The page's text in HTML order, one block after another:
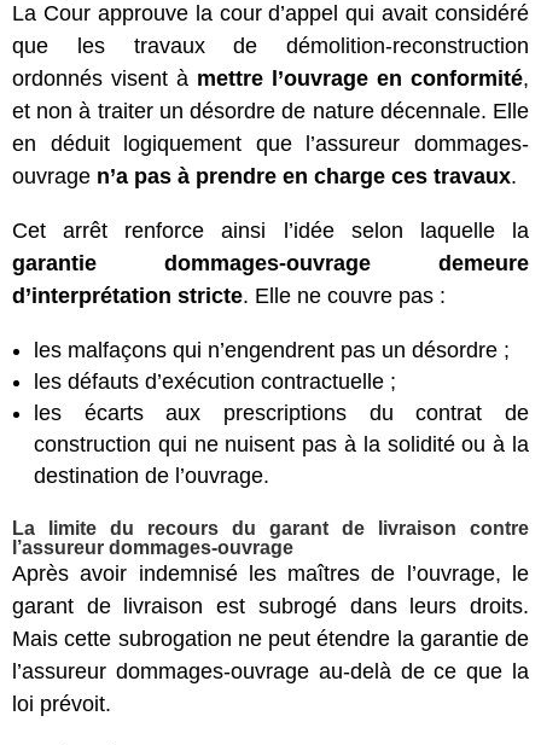
La Cour approuve la cour d’appel qui avait considéré
que les travaux de démolition-reconstruction
ordonnés visent à mettre l’ouvrage en conformité,
et non à traiter un désordre de nature décennale. Elle
en déduit logiquement que l’assureur dommages-
ouvrage n’a pas à prendre en charge ces travaux.
Cet arrêt renforce ainsi l’idée selon laquelle la
garantie dommages-ouvrage demeure
d’interprétation stricte. Elle ne couvre pas :
les malfaçons qui n’engendrent pas un désordre ;
les défauts d’exécution contractuelle ;
les écarts aux prescriptions du contrat de
construction qui ne nuisent pas à la solidité ou à la
destination de l’ouvrage.
La limite du recours du garant de livraison contre
l’assureur dommages-ouvrage
Après avoir indemnisé les maîtres de l’ouvrage, le
garant de livraison est subrogé dans leurs droits.
Mais cette subrogation ne peut étendre la garantie de
l’assureur dommages-ouvrage au-delà de ce que la
loi prévoit.